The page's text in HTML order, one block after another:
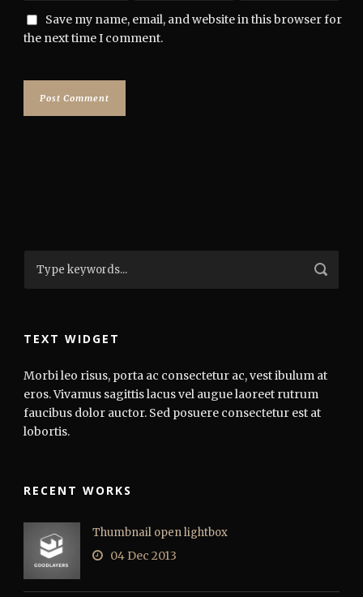
Save my name, email, and website in this browser for
the next time I comment.
TEXT WIDGET
Morbi leo risus, porta ac consectetur ac, vest ibulum at
eros. Vivamus sagittis lacus vel augue laoreet rutrum
faucibus dolor auctor. Sed posuere consectetur est at
lobortis.
RECENT WORKS
Thumbnail open lightbox
04 Dec 2013